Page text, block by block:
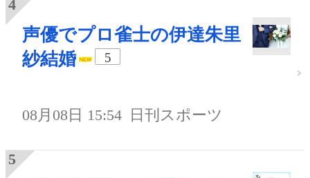
声優でプロ雀士の伊達朱里
紗結婚
5
08月08日 15:54 日刊スポーツ